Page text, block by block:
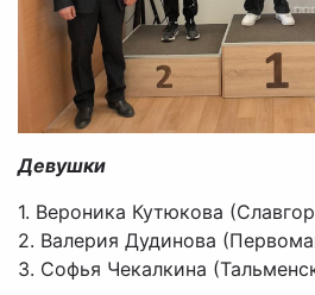
Девушки
1. Вероника Кутюкова
2. Валерия Дудинова
3. Софья Чекалкина